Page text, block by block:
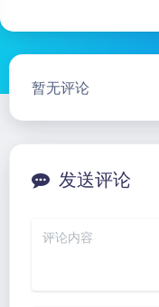
暂无评论
发送评论